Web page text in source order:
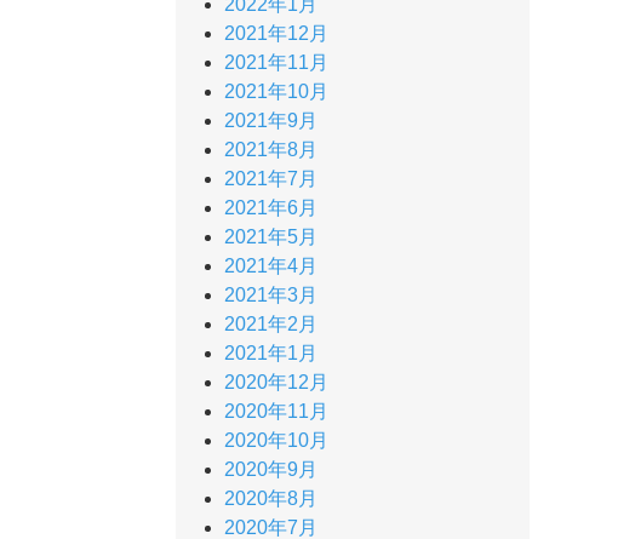
2022年1月
2021年12月
2021年11月
2021年10月
2021年9月
2021年8月
2021年7月
2021年6月
2021年5月
2021年4月
2021年3月
2021年2月
2021年1月
2020年12月
2020年11月
2020年10月
2020年9月
2020年8月
2020年7月